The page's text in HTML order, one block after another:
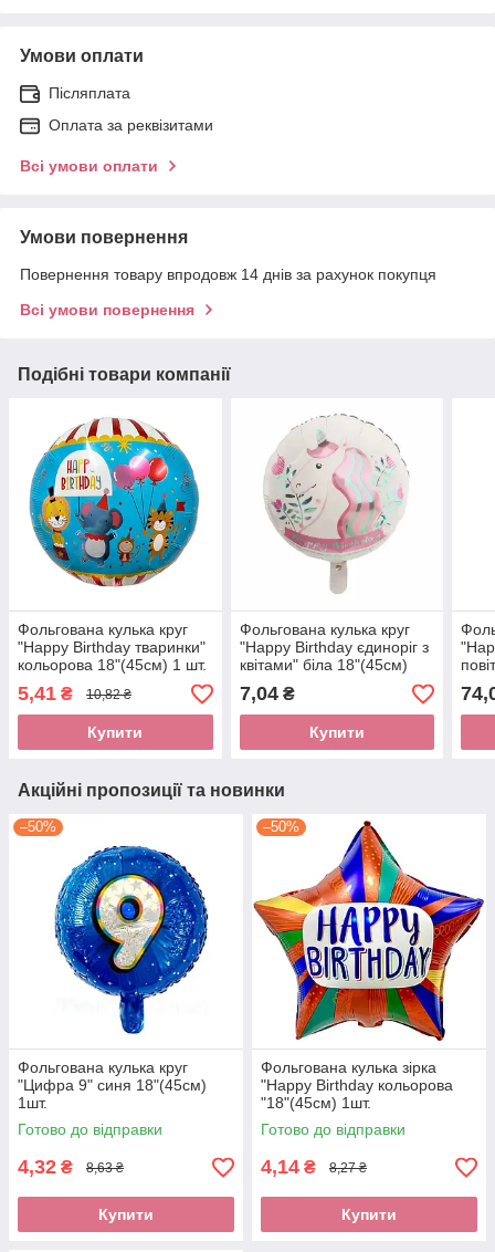
Умови оплати
Післяплата
Оплата за реквізитами
Всі умови оплати
Умови повернення
Повернення товару впродовж 14 днів за рахунок покупця
Всі умови повернення
Подібні товари компанії
Фольгована кулька круг
"Happy Birthday тваринки"
кольорова 18"(45см) 1 шт.
5,41 ₴ 10,82 ₴
Купити
Фольгована кулька круг
"Happy Birthday єдиноріг з
квітами" біла 18"(45см)
1шт.
7,04₴
Купити
Акційні пропозиції та новинки
–50%
Фольгована кулька круг
"Цифра 9" синя 18"(45см)
1шт.
Готово до відправки
4,32 ₴ 8,63 ₴
Купити
–50%
Фольгована кулька зірка
"Happy Birthday кольорова
"18"(45см) 1шт.
Готово до відправки
4,14 ₴ 8,27 ₴
Купити